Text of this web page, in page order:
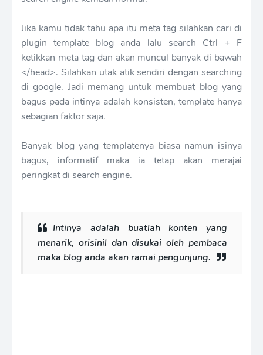
Jika kamu tidak tahu apa itu meta tag silahkan cari di
plugin template blog anda lalu search Ctrl + F
ketikkan meta tag dan akan muncul banyak di bawah
</head>. Silahkan utak atik sendiri dengan searching
di google. Jadi memang untuk membuat blog yang
bagus pada intinya adalah konsisten, template hanya
sebagian faktor saja.
Banyak blog yang templatenya biasa namun isinya
bagus, informatif maka ia tetap akan merajai
peringkat di search engine.
Intinya adalah buatlah konten yang
menarik, orisinil dan disukai oleh pembaca
maka blog anda akan ramai pengunjung.